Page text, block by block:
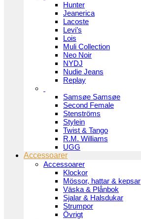
Hunter
Jeanerica
Lacoste
Levi’s
Lois
Muli Collection
Neo Noir
NYDJ
Nudie Jeans
Replay
Samsøe Samsøe
Second Female
Stenströms
Stylein
Twist & Tango
R.M. Williams
UGG
Accessoarer
Accessoarer
Klockor
Mössor, hattar & kepsar
Väska & Plånbok
Sjalar & Halsdukar
Strumpor
Övrigt